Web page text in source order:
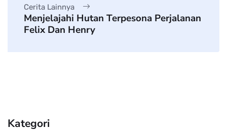
Cerita Lainnya
Menjelajahi Hutan Terpesona Perjalanan
Felix Dan Henry
Kategori